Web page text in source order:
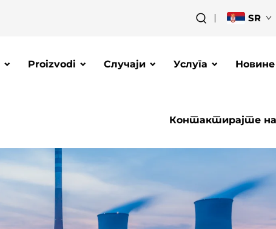
SR
Proizvodi Случаји Услуга Новине
Контактирајте